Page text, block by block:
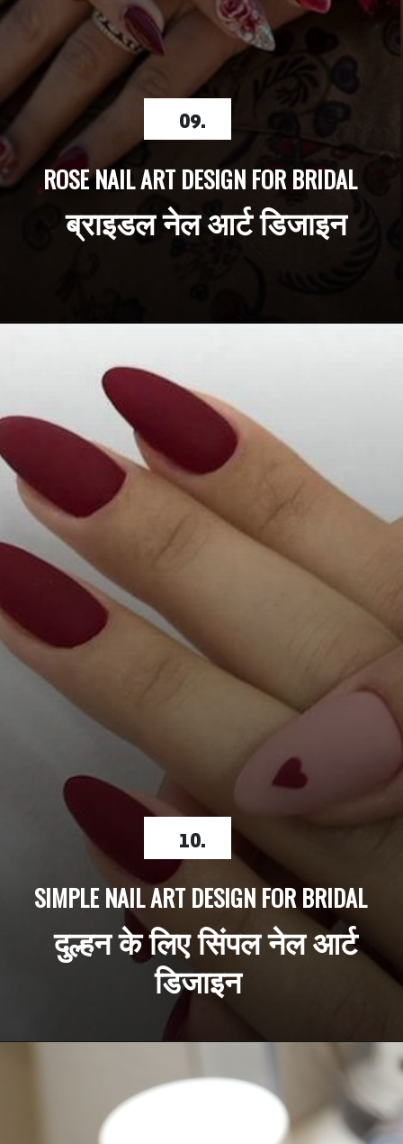
ROSE NAIL ART DESIGN FOR BRIDAL
ब्राइडल नेल आर्ट डिजाइन
09.
SIMPLE NAIL ART DESIGN FOR BRIDAL
दुल्हन के लिए सिंपल नेल आर्ट
डिजाइन
10.